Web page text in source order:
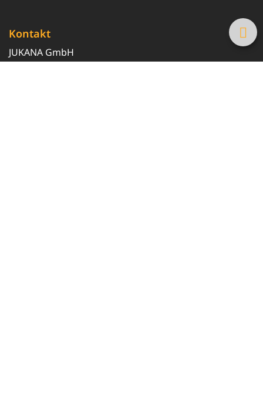
Kontakt
JUKANA GmbH